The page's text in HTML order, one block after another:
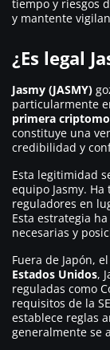
tiempo y riesgos
y mantente
¿Es legal
Jasmy (JASMY)
particularmente
primera
constituye una
credibilidad y
Esta legitimidad
equipo Jasmy.
reguladores en
Esta estrategia
necesarias y
Fuera de Japón,
Estados Unidos,
reguladas como
requisitos de la
establece reglas
generalmente se